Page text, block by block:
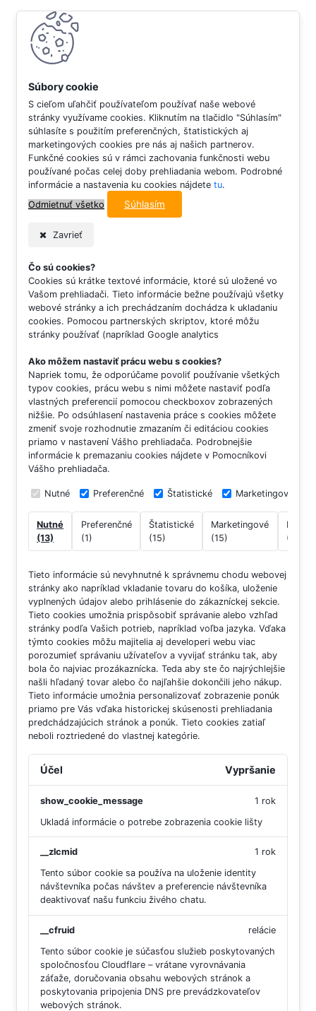
S cieľom uľahčiť používateľom používať naše webové
stránky využívame cookies. Kliknutím na tlačidlo "Súhlasím"
súhlasíte s použitím preferenčných, štatistických aj
marketingových cookies pre nás aj našich partnerov.
Funkčné cookies sú v rámci zachovania funkčnosti webu
používané počas celej doby prehliadania webom. Podrobné
informácie a nastavenia ku cookies nájdete tu.
Odmietnuť všetko
Súhlasím
Zavrieť
Čo sú cookies?
Cookies sú krátke textové informácie, ktoré sú uložené vo
Vašom prehliadači. Tieto informácie bežne používajú všetky
webové stránky a ich prechádzaním dochádza k ukladaniu
cookies. Pomocou partnerských skriptov, ktoré môžu
stránky používať (napríklad Google analytics
Ako môžem nastaviť prácu webu s cookies?
Napriek tomu, že odporúčame povoliť používanie všetkých
typov cookies, prácu webu s nimi môžete nastaviť podľa
vlastných preferencií pomocou checkboxov zobrazených
nižšie. Po odsúhlasení nastavenia práce s cookies môžete
zmeniť svoje rozhodnutie zmazaním či editáciou cookies
priamo v nastavení Vášho prehliadača. Podrobnejšie
informácie k premazaniu cookies nájdete v Pomocníkovi
Vášho prehliadača.
Nutné Preferenčné Štatistické Marketingové
Nutné
(13)
Preferenčné
(1)
Štatistické
(15)
Marketingové
(15)
(7)
Tieto informácie sú nevyhnutné k správnemu chodu webovej
stránky ako napríklad vkladanie tovaru do košíka, uloženie
vyplnených údajov alebo prihlásenie do zákazníckej sekcie.
Tieto cookies umožnia prispôsobiť správanie alebo vzhľad
stránky podľa Vašich potrieb, napríklad voľba jazyka. Vďaka
týmto cookies môžu majitelia aj developeri webu viac
porozumieť správaniu užívateľov a vyvijať stránku tak, aby
bola čo najviac prozákaznícka. Teda aby ste čo najrýchlejšie
našli hľadaný tovar alebo čo najľahšie dokončili jeho nákup.
Tieto informácie umožnia personalizovať zobrazenie ponúk
priamo pre Vás vďaka historickej skúsenosti prehliadania
predchádzajúcich stránok a ponúk. Tieto cookies zatiaľ
neboli roztriedené do vlastnej kategórie.
Účel Vypršanie
show_cookie_message
Ukladá informácie o potrebe zobrazenia cookie lišty
1 rok
__zlcmid
Tento súbor cookie sa používa na uloženie identity
návštevníka počas návštev a preferencie návštevníka
deaktivovať našu funkciu živého chatu.
1 rok
__cfruid
Tento súbor cookie je súčasťou služieb poskytovaných
spoločnosťou Cloudflare – vrátane vyrovnávania
záťaže, doručovania obsahu webových stránok a
poskytovania pripojenia DNS pre prevádzkovateľov
webových stránok.
relácie